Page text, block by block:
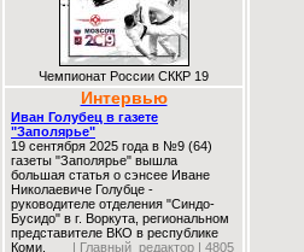
Чемпионат России СККР 19
Интервью
Иван Голубец в газете
"Заполярье"
19 сентября 2025 года в №9 (64)
газеты "Заполярье" вышла
большая статья о сэнсее Иване
Николаевиче Голубце -
руководителе отделения "Синдо-
Бусидо" в г. Воркута, региональном
представителе ВКО в республике
Коми.
| Главный_редактор | 4805